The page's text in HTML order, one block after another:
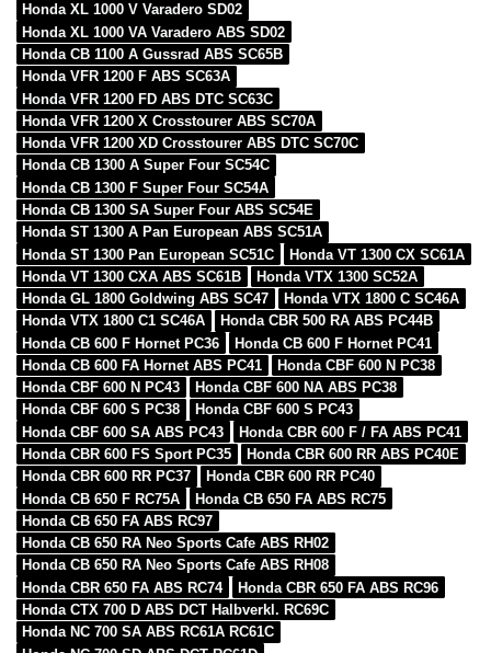
Honda XL 1000 V Varadero SD02
Honda XL 1000 VA Varadero ABS SD02
Honda CB 1100 A Gussrad ABS SC65B
Honda VFR 1200 F ABS SC63A
Honda VFR 1200 FD ABS DTC SC63C
Honda VFR 1200 X Crosstourer ABS SC70A
Honda VFR 1200 XD Crosstourer ABS DTC SC70C
Honda CB 1300 A Super Four SC54C
Honda CB 1300 F Super Four SC54A
Honda CB 1300 SA Super Four ABS SC54E
Honda ST 1300 A Pan European ABS SC51A
Honda ST 1300 Pan European SC51C
Honda VT 1300 CX SC61A
Honda VT 1300 CXA ABS SC61B
Honda VTX 1300 SC52A
Honda GL 1800 Goldwing ABS SC47
Honda VTX 1800 C SC46A
Honda VTX 1800 C1 SC46A
Honda CBR 500 RA ABS PC44B
Honda CB 600 F Hornet PC36
Honda CB 600 F Hornet PC41
Honda CB 600 FA Hornet ABS PC41
Honda CBF 600 N PC38
Honda CBF 600 N PC43
Honda CBF 600 NA ABS PC38
Honda CBF 600 S PC38
Honda CBF 600 S PC43
Honda CBF 600 SA ABS PC43
Honda CBR 600 F / FA ABS PC41
Honda CBR 600 FS Sport PC35
Honda CBR 600 RR ABS PC40E
Honda CBR 600 RR PC37
Honda CBR 600 RR PC40
Honda CB 650 F RC75A
Honda CB 650 FA ABS RC75
Honda CB 650 FA ABS RC97
Honda CB 650 RA Neo Sports Cafe ABS RH02
Honda CB 650 RA Neo Sports Cafe ABS RH08
Honda CBR 650 FA ABS RC74
Honda CBR 650 FA ABS RC96
Honda CTX 700 D ABS DCT Halbverkl. RC69C
Honda NC 700 SA ABS RC61A RC61C